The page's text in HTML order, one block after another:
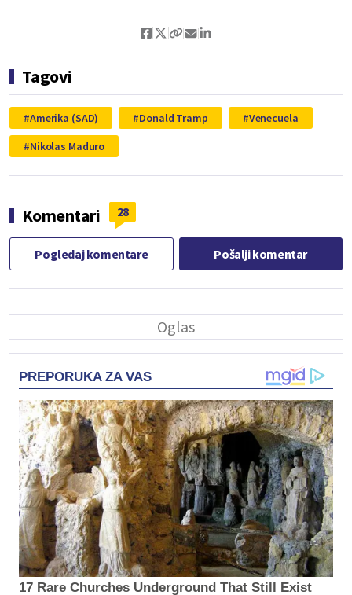
Tagovi
Amerika (SAD) Donald Tramp
Venecuela
Nikolas Maduro
Komentari 28
Pogledaj komentare Pošalji komentar
PREPORUKA ZA VAS
17 Rare Churches Underground That Still Exist